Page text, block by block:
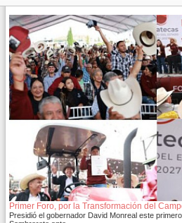
Primer Foro, por la Transformación del
Presidió el gobernador David Monreal este